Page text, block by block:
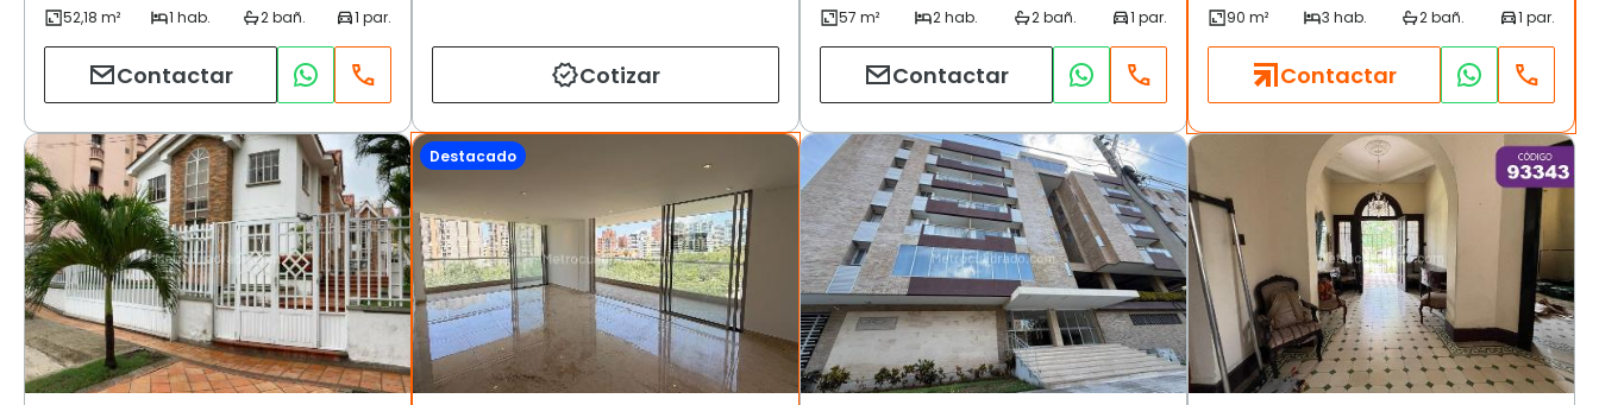
Contactar Cotizar Contactar Contactar
Destacado